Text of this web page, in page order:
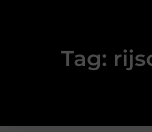
Tag: